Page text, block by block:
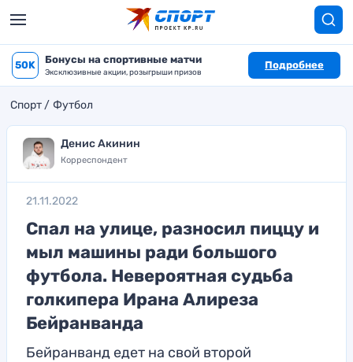
50K Бонусы на спортивные матчи
Эксклюзивные акции, розыгрыши призов
Подробнее
Спорт Футбол
Денис Акинин
Корреспондент
21.11.2022
Спал на улице, разносил пиццу и
мыл машины ради большого
футбола. Невероятная судьба
голкипера Ирана Алиреза
Бейранванда
Бейранванд едет на свой второй